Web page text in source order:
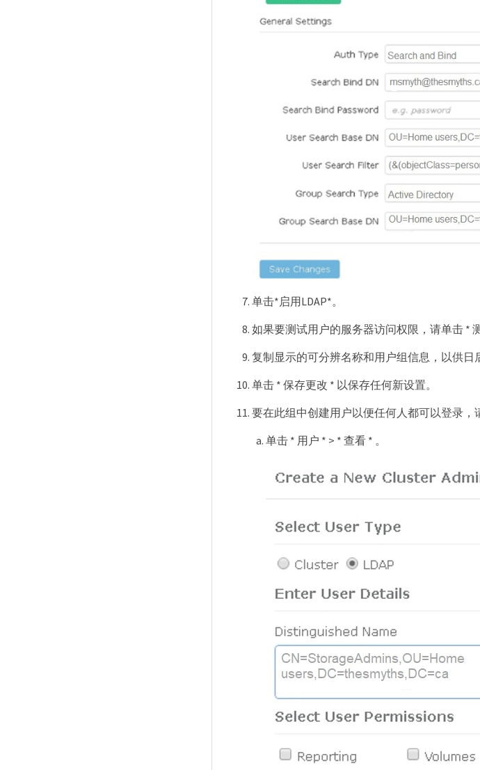
单击*启用LDAP*。
如果要测试用户的服务器访问权限，请单击 *
复制显示的可分辨名称和用户组信息，以供日
单击 * 保存更改 * 以保存任何新设置。
要在此组中创建用户以便任何人都可以登录，
单击 * 用户 * > * 查看 * 。